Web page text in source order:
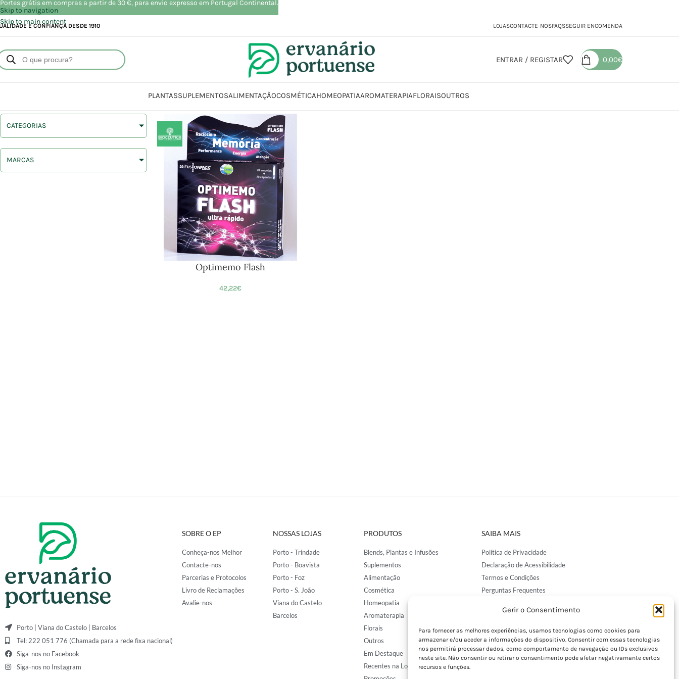
Gerir o Consentimento
Para fornecer as melhores experiências, usamos tecnologias como cookies para
armazenar e/ou aceder a informações do dispositivo. Consentir com essas tecnologias
nos permitirá processar dados, como comportamento de navegação ou IDs exclusivos
neste site. Não consentir ou retirar o consentimento pode afetar negativamante certos
recursos e funções.
Skip to navigation
Skip to main content
E CONFIANÇA DESDE 1910 LOJASCONTACTE-NOSFAQSSEGUIR ENCOMENDA
ENTRAR / REGISTAR 0,00€
PLANTASSUPLEMENTOSALIMENTAÇÃOCOSMÉTICAHOMEOPATIAAROMATERAPIAFLORAISOUTROS
CATEGORIAS
MARCAS
Optimemo Flash
42,22€
Porto | Viana do Castelo | Barcelos
Tel: 222 051 776 (Chamada para a rede fixa nacional)
Siga-nos no Facebook
Siga-nos no Instagram
SOBRE O EP
Conheça-nos Melhor
Contacte-nos
Parcerias e Protocolos
Livro de Reclamações
Avalie-nos
NOSSAS LOJAS
Porto - Trindade
Porto - Boavista
Porto - Foz
Porto - S. João
Viana do Castelo
Barcelos
PRODUTOS
Blends, Plantas e Infusões
Suplementos
Alimentação
Cosmética
Homeopatia
Aromaterapia
Florais
Outros
Em Destaque
Recentes na Loja
SAIBA MAIS
Política de Privacidade
Declaração de Acessibilidade
Termos e Condições
Perguntas Frequentes
Encomendas Internacionais
Seguir Encomenda
Devoluções e Trocas
Portes grátis em compras a partir de 30 €, para envio expresso em Portugal Continental.